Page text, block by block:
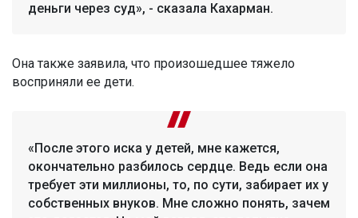
деньги через суд», - сказала Кахарман.
Она также заявила, что произошедшее тяжело
восприняли ее дети.
«После этого иска у детей, мне кажется,
окончательно разбилось сердце. Ведь если она
требует эти миллионы, то, по сути, забирает их у
собственных внуков. Мне сложно понять, зачем